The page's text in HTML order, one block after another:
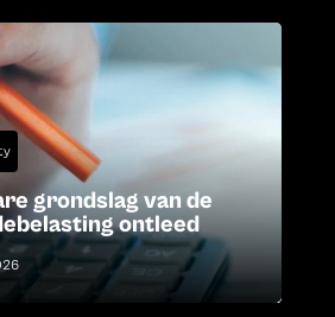
grondslag van de
ontleed